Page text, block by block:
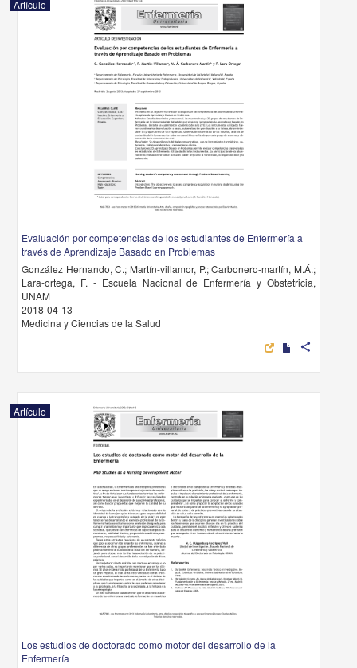
Artículo
Evaluación por competencias de los estudiantes de Enfermería a
través de Aprendizaje Basado en Problemas
González Hernando, C.; Martín-villamor, P.; Carbonero-martín, M.Á.;
Lara-ortega, F. - Escuela Nacional de Enfermería y Obstetricia,
UNAM
2018-04-13
Medicina y Ciencias de la Salud
share
Artículo
Los estudios de doctorado como motor del desarrollo de la
Enfermería